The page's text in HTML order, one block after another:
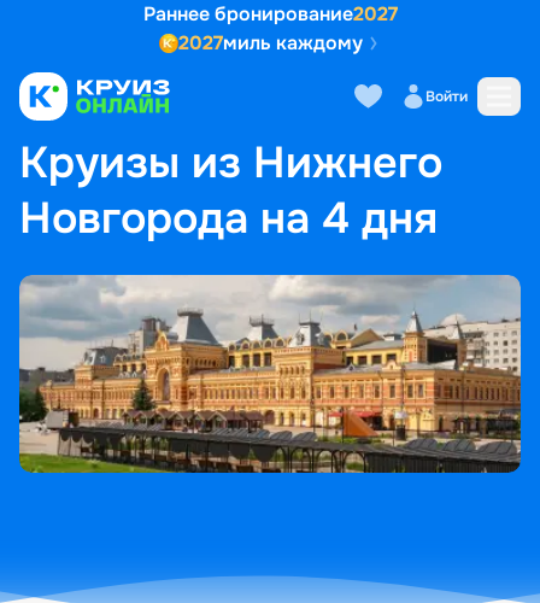
Раннее бронирование2027
2027миль каждому
Войти
ГЛАВНАЯ • ПОПУЛЯРНЫЕ НАПРАВЛЕНИЯ
КРУИЗЫ ИЗ НИЖНЕГО НОВГОРОДА НА 4 ДНЯ
Круизы из Нижнего
Новгорода на 4 дня